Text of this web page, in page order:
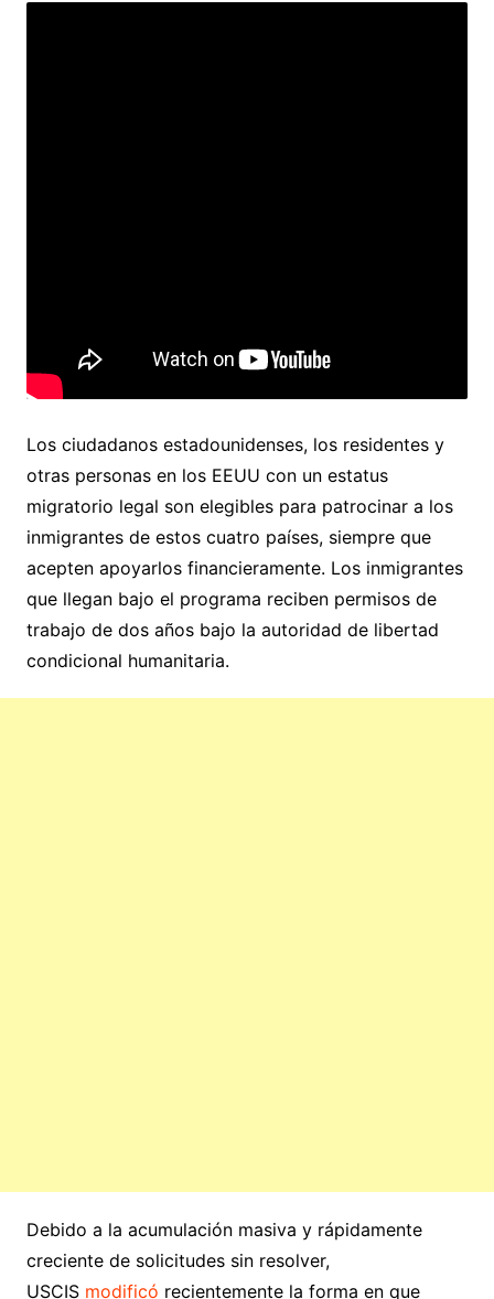
Los ciudadanos estadounidenses, los residentes y
otras personas en los EEUU con un estatus
migratorio legal son elegibles para patrocinar a los
inmigrantes de estos cuatro países, siempre que
acepten apoyarlos financieramente. Los inmigrantes
que llegan bajo el programa reciben permisos de
trabajo de dos años bajo la autoridad de libertad
condicional humanitaria.
Debido a la acumulación masiva y rápidamente
creciente de solicitudes sin resolver,
USCIS modificó recientemente la forma en que